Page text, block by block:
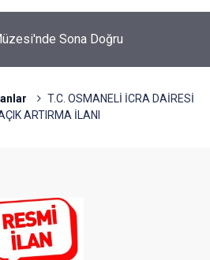
Sona Doğru
T.C. OSMANELİ İCRA DAİRESİ
ARTIRMA İLANI